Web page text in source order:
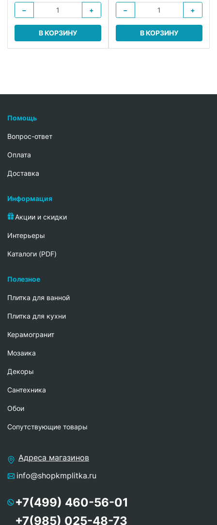
−
+
В КОРЗИНУ
−
+
В КОРЗИНУ
Помощь
Вопрос-ответ
Oплата
Доставка
Информация
Акции и скидки
Интерьеры
Каталоги (PDF)
Полезное
Плитка для ванной
Плитка для кухни
Керамогранит
Мозаика
Декоры
Сантехника
Обои
Сопутствующие товары
Адреса магазинов
info@shopkmplitka.ru
+7(499) 460-56-01
+7(985) 025-48-73